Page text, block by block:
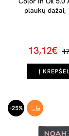
plaukų dažai,
13,12€
Į
-25%